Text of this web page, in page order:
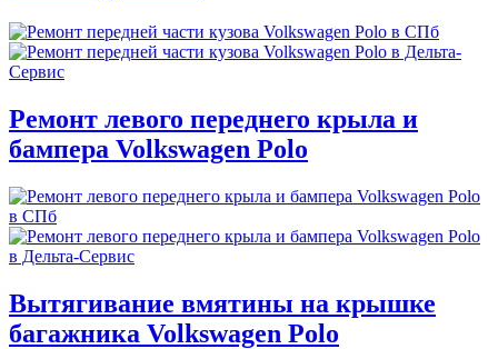
Ремонт левого переднего крыла и
бампера Volkswagen Polo
Вытягивание вмятины на крышке
багажника Volkswagen Polo